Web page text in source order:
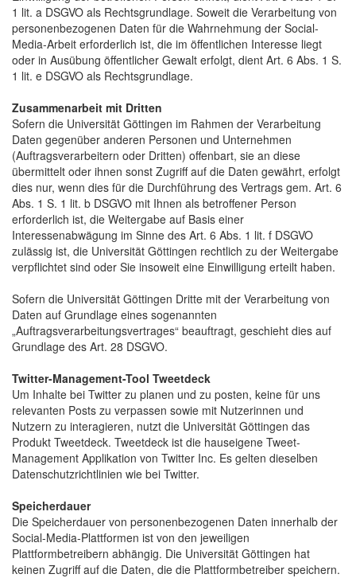
1 lit. a DSGVO als Rechtsgrundlage. Soweit die Verarbeitung von
personenbezogenen Daten für die Wahrnehmung der Social-
Media-Arbeit erforderlich ist, die im öffentlichen Interesse liegt
oder in Ausübung öffentlicher Gewalt erfolgt, dient Art. 6 Abs. 1 S.
1 lit. e DSGVO als Rechtsgrundlage.
Zusammenarbeit mit Dritten
Sofern die Universität Göttingen im Rahmen der Verarbeitung
Daten gegenüber anderen Personen und Unternehmen
(Auftragsverarbeitern oder Dritten) offenbart, sie an diese
übermittelt oder ihnen sonst Zugriff auf die Daten gewährt, erfolgt
dies nur, wenn dies für die Durchführung des Vertrags gem. Art. 6
Abs. 1 S. 1 lit. b DSGVO mit Ihnen als betroffener Person
erforderlich ist, die Weitergabe auf Basis einer
Interessenabwägung im Sinne des Art. 6 Abs. 1 lit. f DSGVO
zulässig ist, die Universität Göttingen rechtlich zu der Weitergabe
verpflichtet sind oder Sie insoweit eine Einwilligung erteilt haben.
Sofern die Universität Göttingen Dritte mit der Verarbeitung von
Daten auf Grundlage eines sogenannten
„Auftragsverarbeitungsvertrages“ beauftragt, geschieht dies auf
Grundlage des Art. 28 DSGVO.
Twitter-Management-Tool Tweetdeck
Um Inhalte bei Twitter zu planen und zu posten, keine für uns
relevanten Posts zu verpassen sowie mit Nutzerinnen und
Nutzern zu interagieren, nutzt die Universität Göttingen das
Produkt Tweetdeck. Tweetdeck ist die hauseigene Tweet-
Management Applikation von Twitter Inc. Es gelten dieselben
Datenschutzrichtlinien wie bei Twitter.
Speicherdauer
Die Speicherdauer von personenbezogenen Daten innerhalb der
Social-Media-Plattformen ist von den jeweiligen
Plattformbetreibern abhängig. Die Universität Göttingen hat
keinen Zugriff auf die Daten, die die Plattformbetreiber speichern.